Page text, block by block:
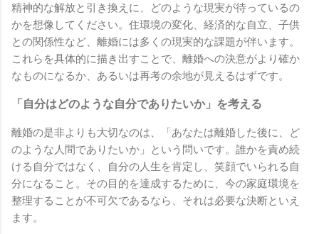
精神的な解放と引き換えに、どのような現実が待っているの
かを想像してください。住環境の変化、経済的な自立、子供
との関係性など、離婚には多くの現実的な課題が伴います。
これらを具体的に描き出すことで、離婚への決意がより確か
なものになるか、あるいは再考の余地が見えるはずです。
「自分はどのような自分でありたいか」を考える
離婚の是非よりも大切なのは、「あなたは離婚した後に、ど
のような人間でありたいか」という問いです。誰かを責め続
ける自分ではなく、自分の人生を肯定し、笑顔でいられる自
分になること。その目的を達成するために、今の家庭環境を
整理することが不可欠であるなら、それは必要な決断といえ
ます。